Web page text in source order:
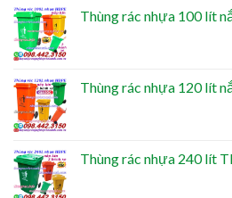
Thùng rác nhựa 100 lít
Thùng rác nhựa 120 lít
Thùng rác nhựa 240 lít